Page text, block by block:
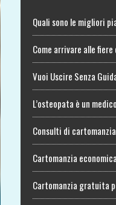
Quali sono le migliori
Come arrivare alle
Vuoi Uscire Senza
L’osteopata è un
Consulti di cartomanzia
Cartomanzia
Cartomanzia gratuita